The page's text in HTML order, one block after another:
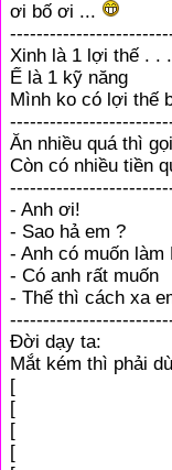
ơi bố ơi ...
Xinh là 1 lợi thế . .
Ế là 1 kỹ năng
Mình ko có lợi thế
Ăn nhiều quá thì
Còn có nhiều tiền
- Anh ơi!
- Sao hả em ?
- Anh có muốn
- Có anh rất muốn
- Thế thì cách xa
Đời dạy ta:
Mắt kém thì phải
[
[
[
[